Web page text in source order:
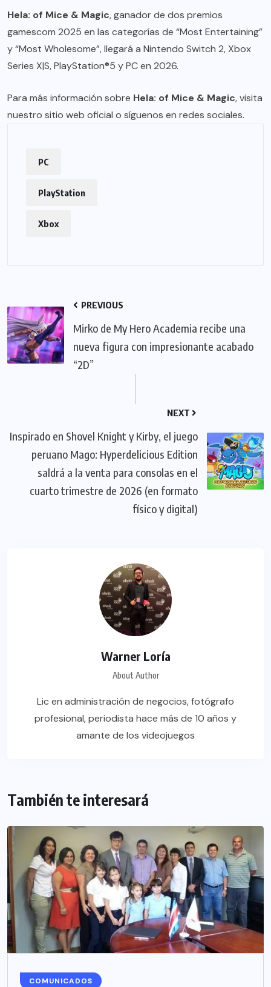
Hela: of Mice & Magic, ganador de dos premios
gamescom 2025 en las categorías de “Most Entertaining”
y “Most Wholesome”, llegará a Nintendo Switch 2, Xbox
Series X|S, PlayStation®5 y PC en 2026.
Para más información sobre Hela: of Mice & Magic, visita
nuestro sitio web oficial o síguenos en redes sociales.
PC
PlayStation
Xbox
PREVIOUS
Mirko de My Hero Academia recibe una
nueva figura con impresionante acabado
“2D”
NEXT
Inspirado en Shovel Knight y Kirby, el juego
peruano Mago: Hyperdelicious Edition
saldrá a la venta para consolas en el
cuarto trimestre de 2026 (en formato
físico y digital)
Warner Loría
About Author
Lic en administración de negocios, fotógrafo
profesional, periodista hace más de 10 años y
amante de los videojuegos
También te interesará
COMUNICADOS